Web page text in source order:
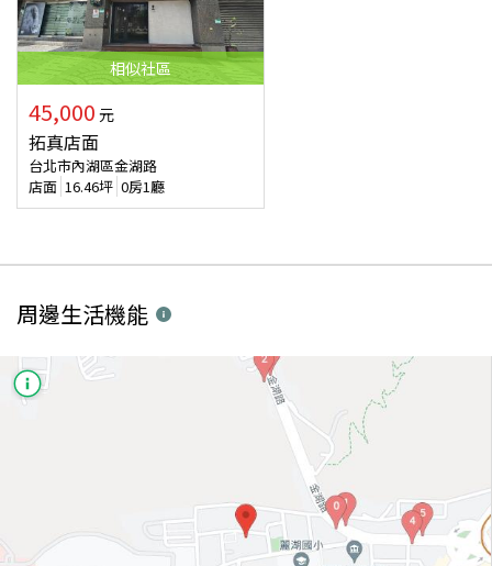
相似社區
45,000 元
拓真店面
台北市內湖區金湖路
店面 16.46坪 0房1廳
周邊生活機能